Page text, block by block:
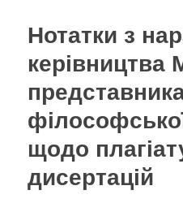
Нотатки з
керівництва
щодо
дисертацій